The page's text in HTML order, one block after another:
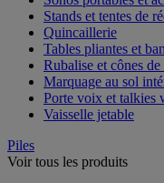
Stands et tentes de
Quincaillerie
Tables pliantes et
Rubalise et cônes
Marquage au sol
Porte voix et talkies
Vaisselle jetable
Piles
Voir tous les produits